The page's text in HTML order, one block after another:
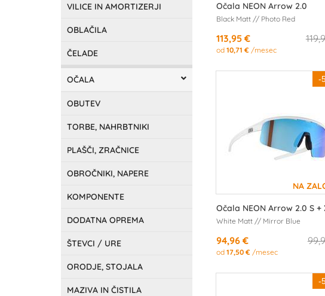
VILICE IN AMORTIZERJI
OBLAČILA
ČELADE
OČALA
OBUTEV
TORBE, NAHRBTNIKI
PLAŠČI, ZRAČNICE
OBROČNIKI, NAPERE
KOMPONENTE
DODATNA OPREMA
ŠTEVCI / URE
ORODJE, STOJALA
MAZIVA IN ČISTILA
Očala NEON Arrow 2.0
Black Matt // Photo Red
113,95 €
od10,71 € /mesec
-
Očala NEON Arrow 2.0 S +
White Matt // Mirror Blue
94,96 €
od17,50 € /mesec
-